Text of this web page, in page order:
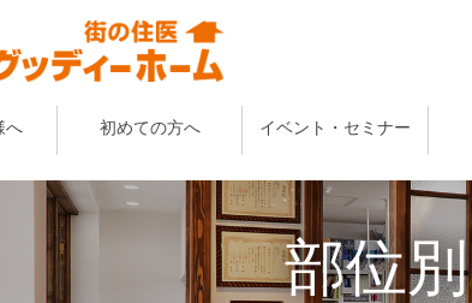
へ 初めての方へ イベント・セミナー
部位